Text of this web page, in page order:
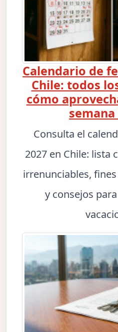
Calendario de
Chile: todos
cómo
Consulta el
2027 en Chile: lista
irrenunciables,
y consejos